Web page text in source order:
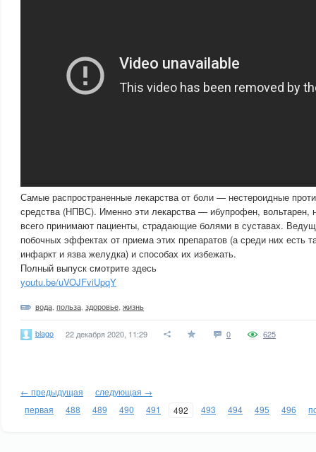
Самые распространенные лекарства от боли — нестероидные
средства (НПВС). Именно эти лекарства — ибупрофен, вольтарен,
всего принимают пациенты, страдающие болями в суставах.
побочных эффектах от приема этих препаратов (а среди них есть
инфаркт и язва желудка) и способах их избежать.
Полный выпуск смотрите здесь
youtu.be/uVOJFviUpqY
вода польза здоровье жизнь
blago 22 декабря 2020, 11:29 0 625
← предыдущая
следующая →
первая
488 489 490 491 492 493 494 495 496